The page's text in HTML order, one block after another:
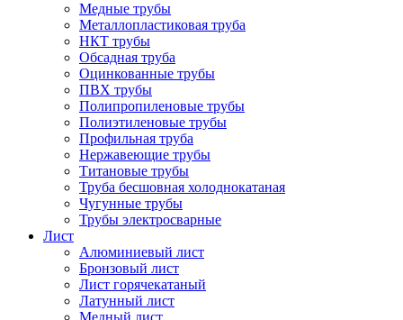
Медные трубы
Металлопластиковая труба
НКТ трубы
Обсадная труба
Оцинкованные трубы
ПВХ трубы
Полипропиленовые трубы
Полиэтиленовые трубы
Профильная труба
Нержавеющие трубы
Титановые трубы
Труба бесшовная холоднокатаная
Чугунные трубы
Трубы электросварные
Лист
Алюминиевый лист
Бронзовый лист
Лист горячекатаный
Латунный лист
Медный лист